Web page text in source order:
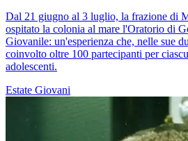
Dal 21 giugno al 3 luglio, la frazione di
ospitato la colonia al mare l'Oratorio di
Giovanile: un'esperienza che, nelle sue
coinvolto oltre 100 partecipanti per
adolescenti.
Estate Giovani